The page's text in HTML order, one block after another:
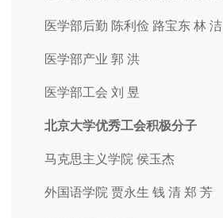
医学部后勤 陈利俭 路宝东 林 洁
医学部产业 郭 洪
医学部工会 刘 昱
北京大学优秀工会积极分子
马克思主义学院 侯玉杰
外国语学院 贾永生 钱 清 郑 芳